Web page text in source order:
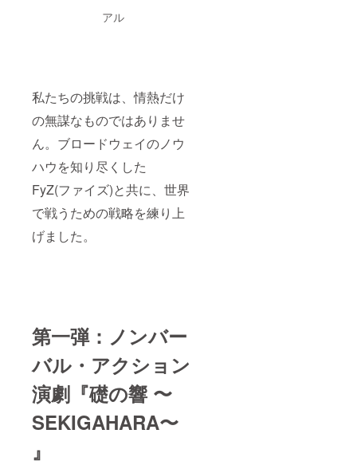
アル
私たちの挑戦は、情熱だけ
の無謀なものではありませ
ん。ブロードウェイのノウ
ハウを知り尽くした
FyZ(ファイズ)と共に、世界
で戦うための戦略を練り上
げました。
第一弾：ノンバー
バル・アクション
演劇『礎の響 〜
SEKIGAHARA〜
』